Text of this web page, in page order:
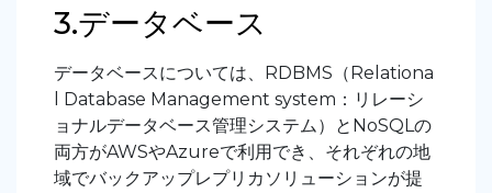
3.データベース
データベースについては、RDBMS（Relationa
l Database Management system：リレーシ
ョナルデータベース管理システム）とNoSQLの
両方がAWSやAzureで利用でき、それぞれの地
域でバックアップレプリカソリューションが提